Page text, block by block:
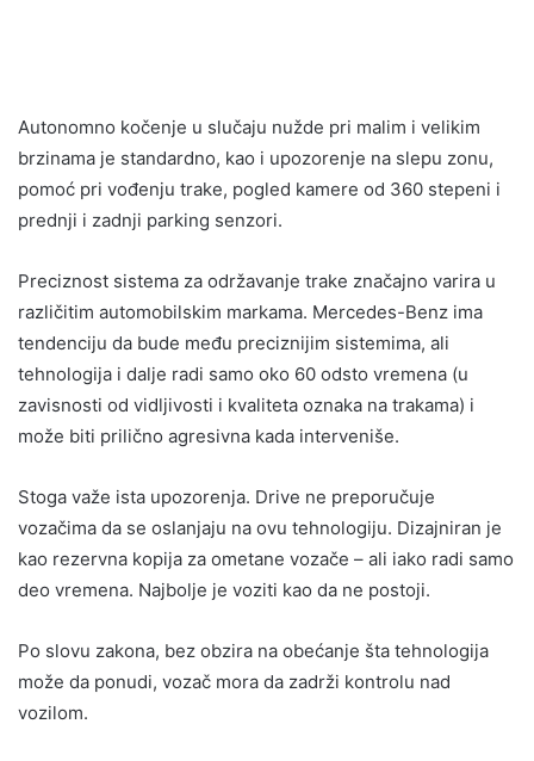
Autonomno kočenje u slučaju nužde pri malim i velikim
brzinama je standardno, kao i upozorenje na slepu zonu,
pomoć pri vođenju trake, pogled kamere od 360 stepeni i
prednji i zadnji parking senzori.
Preciznost sistema za održavanje trake značajno varira u
različitim automobilskim markama. Mercedes-Benz ima
tendenciju da bude među preciznijim sistemima, ali
tehnologija i dalje radi samo oko 60 odsto vremena (u
zavisnosti od vidljivosti i kvaliteta oznaka na trakama) i
može biti prilično agresivna kada interveniše.
Stoga važe ista upozorenja. Drive ne preporučuje
vozačima da se oslanjaju na ovu tehnologiju. Dizajniran je
kao rezervna kopija za ometane vozače – ali iako radi samo
deo vremena. Najbolje je voziti kao da ne postoji.
Po slovu zakona, bez obzira na obećanje šta tehnologija
može da ponudi, vozač mora da zadrži kontrolu nad
vozilom.